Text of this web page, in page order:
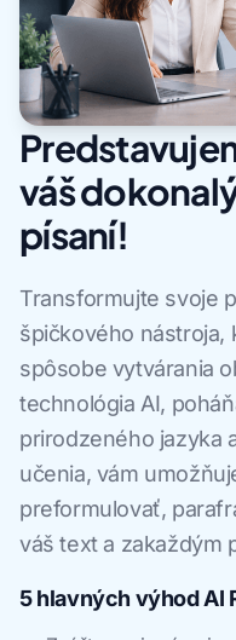
váš
písaní!
Transformujte svoje
špičkového nástroja,
spôsobe vytvárania
technológia AI,
prirodzeného jazyka
učenia, vám
preformulovať,
váš text a zakaždým
5 hlavných výhod AI